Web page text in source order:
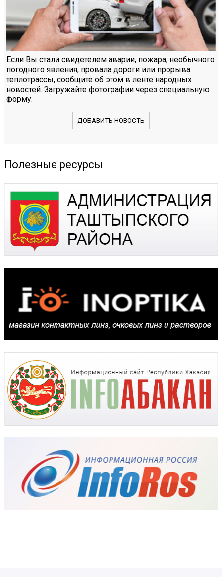
Если Вы стали свидетелем аварии, пожара, необычного
погодного явления, провала дороги или прорыва
теплотрассы, сообщите об этом в ленте народных
новостей. Загружайте фотографии через специальную
форму.
ДОБАВИТЬ НОВОСТЬ
Полезные ресурсы